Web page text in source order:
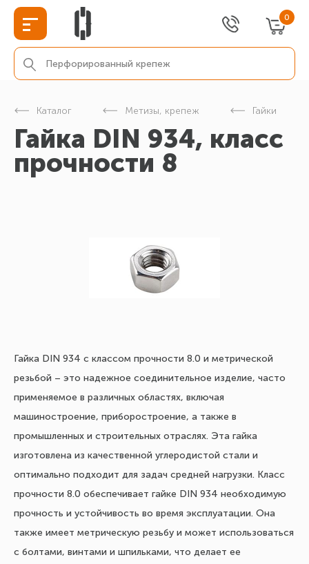
0
Каталог Метизы, крепеж Гайки
Гайка DIN 934, класс
прочности 8
Гайка DIN 934 с классом прочности 8.0 и метрической
резьбой – это надежное соединительное изделие, часто
применяемое в различных областях, включая
машиностроение, приборостроение, а также в
промышленных и строительных отраслях. Эта гайка
изготовлена из качественной углеродистой стали и
оптимально подходит для задач средней нагрузки. Класс
прочности 8.0 обеспечивает гайке DIN 934 необходимую
прочность и устойчивость во время эксплуатации. Она
также имеет метрическую резьбу и может использоваться
с болтами, винтами и шпильками, что делает ее